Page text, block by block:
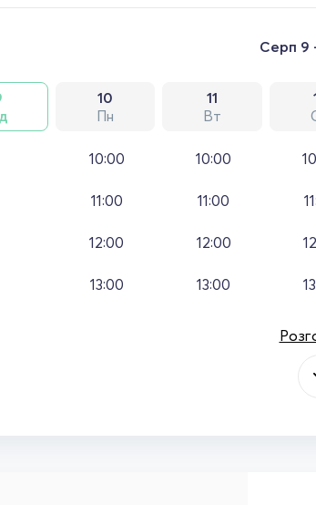
Серп 9
10
Пн
11
Вт
10:00
11:00
12:00
13:00
10:00
11:00
12:00
13:00